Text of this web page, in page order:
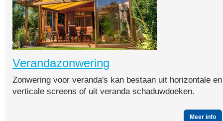
Verandazonwering
Zonwering voor veranda's kan bestaan uit horizontale en
verticale screens of uit veranda schaduwdoeken.
Meer info